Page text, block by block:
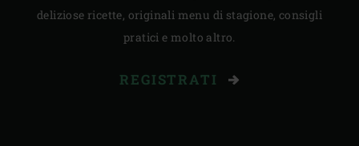
deliziose ricette, originali menu di stagione, consigli
pratici e molto altro.
REGISTRATI